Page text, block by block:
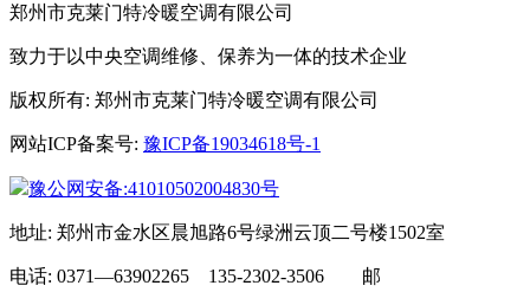
郑州市克莱门特冷暖空调有限公司
致力于以中央空调维修、保养为一体的技术企业
版权所有: 郑州市克莱门特冷暖空调有限公司
网站ICP备案号: 豫ICP备19034618号-1
豫公网安备:41010502004830号
地址: 郑州市金水区晨旭路6号绿洲云顶二号楼1502室
电话: 0371—63902265 135-2302-3506 邮